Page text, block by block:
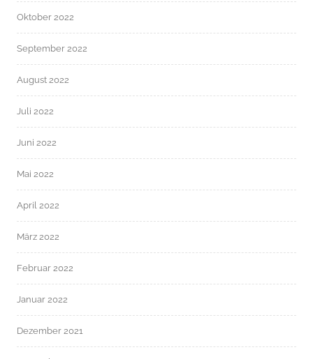
Oktober 2022
September 2022
August 2022
Juli 2022
Juni 2022
Mai 2022
April 2022
März 2022
Februar 2022
Januar 2022
Dezember 2021